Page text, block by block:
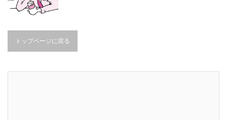
トップページに戻る